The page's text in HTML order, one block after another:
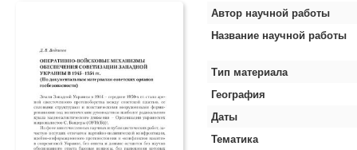
Автор научной работы
Название научной работы
Тип материала
География
Даты
Тематика